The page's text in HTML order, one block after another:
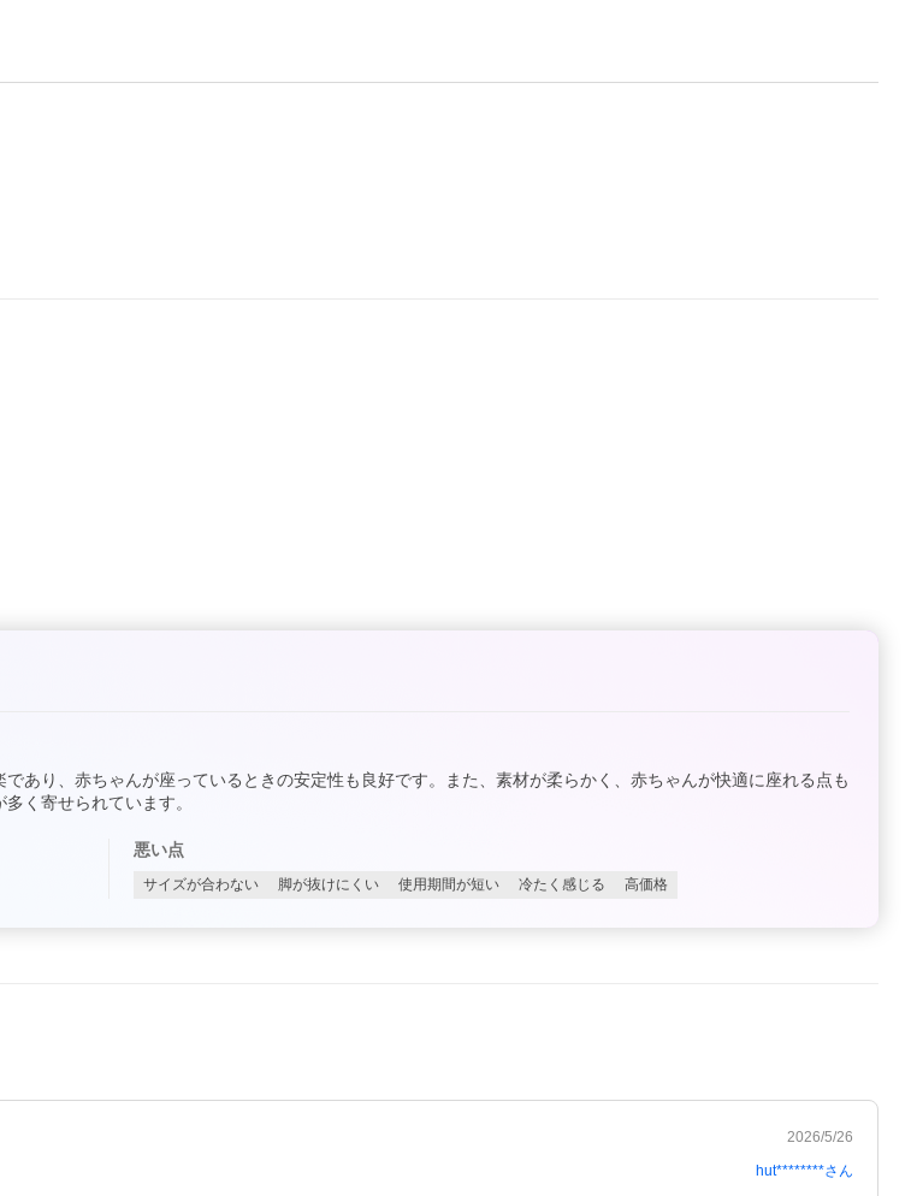
あり、赤ちゃんが座っているときの安定性も良好です。また、素材が柔らかく、赤ちゃんが快適に座れる点も
く寄せられています。
悪い点
サイズが合わない 脚が抜けにくい 使用期間が短い 冷たく感じる 高価格
2026/5/26
hut********さん